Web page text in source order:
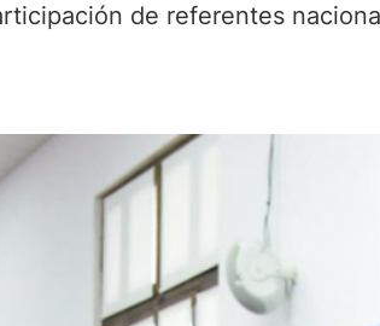
de referentes